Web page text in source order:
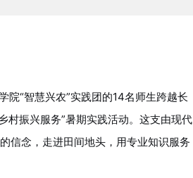
“智慧兴农”实践团的14名师生跨越长
村振兴服务”暑期实践活动。这支由现代
信念，走进田间地头，用专业知识服务